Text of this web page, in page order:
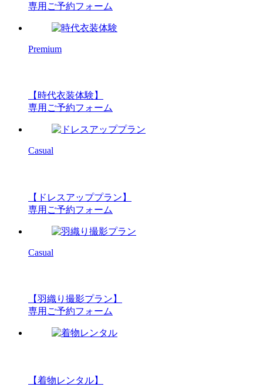
専用ご予約フォーム
Premium
【時代衣装体験】
専用ご予約フォーム
Casual
【ドレスアッププラン】
専用ご予約フォーム
Casual
【羽織り撮影プラン】
専用ご予約フォーム
【着物レンタル】